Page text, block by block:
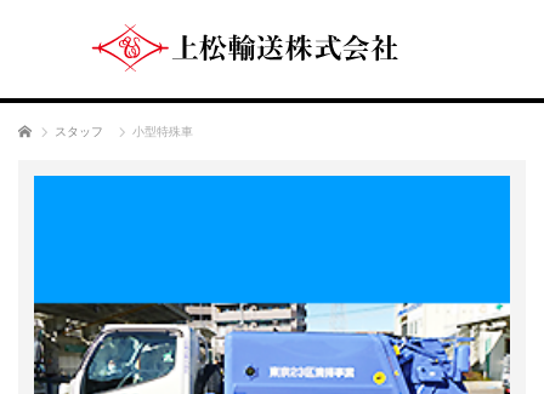
ホーム スタッフ 小型特殊車